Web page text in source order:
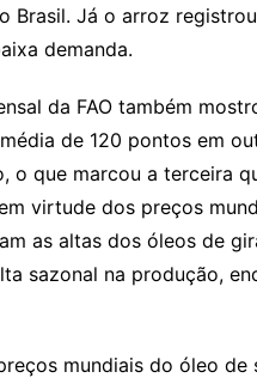
Brasil. Já o arroz
demanda.
da FAO também
de 120 pontos em
o que marcou a terceira
virtude dos preços
as altas dos óleos de
sazonal na produção,
mundiais do óleo